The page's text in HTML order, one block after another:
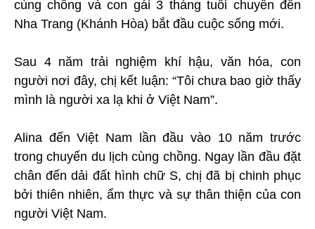
cùng chồng và con gái 3 tháng tuổi chuyển đến
Nha Trang (Khánh Hòa) bắt đầu cuộc sống mới.
Sau 4 năm trải nghiệm khí hậu, văn hóa, con
người nơi đây, chị kết luận: “Tôi chưa bao giờ thấy
mình là người xa lạ khi ở Việt Nam”.
Alina đến Việt Nam lần đầu vào 10 năm trước
trong chuyến du lịch cùng chồng. Ngay lần đầu đặt
chân đến dải đất hình chữ S, chị đã bị chinh phục
bởi thiên nhiên, ẩm thực và sự thân thiện của con
người Việt Nam.